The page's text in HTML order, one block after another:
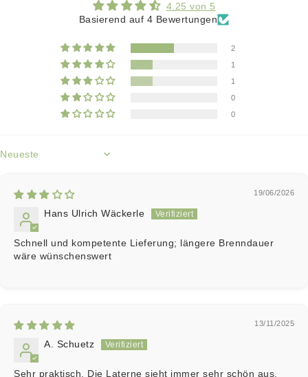
4.25 von 5
Basierend auf 4 Bewertungen
2
1
1
0
0
Sort by
19/06/2026
Hans Ulrich Wäckerle
Schnell und kompetente Lieferung; längere Brenndauer
wäre wünschenswert
13/11/2025
A. Schuetz
Sehr praktisch. Die Laterne sieht immer sehr schön aus.